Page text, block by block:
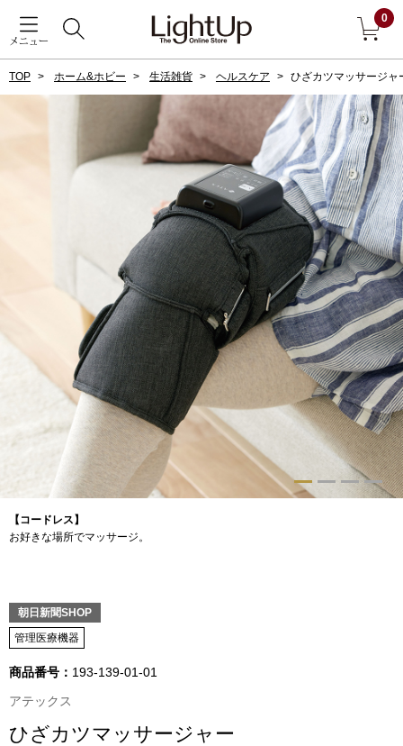
メニュー
0
すべて見る
ダーウェア
アクセサリー
戻る
アウター
ジャケット
コート
ブルゾン
その他
トップス
Tシャツ／カッ
TOP ホーム&ホビー 生活雑貨 ヘルスケア ひざカツマッサージャ
【コードレス】
お好きな場所でマッサージ。
朝日新聞SHOP
管理医療機器
商品番号： 193-139-01-01
アテックス
ひざカツマッサージャー